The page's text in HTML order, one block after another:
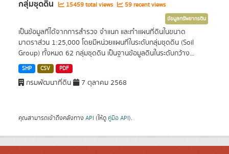
กลุ่มชุดดิน 15459 total views 59 recent views
ข้อมูลทรัพยากรดิน
เป็นข้อมูลที่ได้จากการสำรวจ จำแนก และทำแผนที่ดินในขนาด
มาตราส่วน 1:25,000 โดยมีหน่วยแผนที่ในระดับกลุ่มชุดดิน (Soil
Group) ทั้งหมด 62 กลุ่มชุดดิน เป็นฐานข้อมูลดินในระดับกว้าง...
SHP CSV PDF
กรมพัฒนาที่ดิน 7 ตุลาคม 2568
คุณสามารถเข้าถึงคลังทาง API (ให้ดู คู่มือ API).